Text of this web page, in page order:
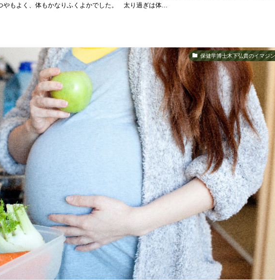
もよく、体もかなりふくよかでした。 太り過ぎは体...
保健学博士木下弘貴のイマジ